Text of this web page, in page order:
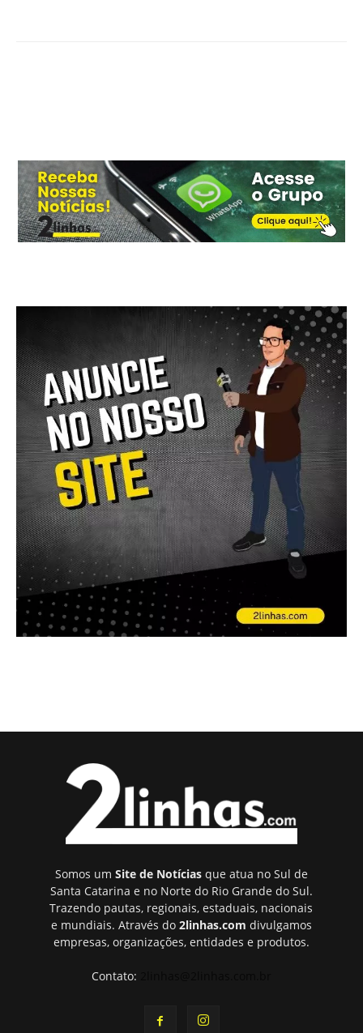
Somos um Site de Notíciasque atua no Sul de
Santa Catarina e no Norte do Rio Grande do Sul.
Trazendo pautas, regionais, estaduais, nacionais
e mundiais. Através do 2linhas.com divulgamos
empresas, organizações, entidades e produtos.
Contato: